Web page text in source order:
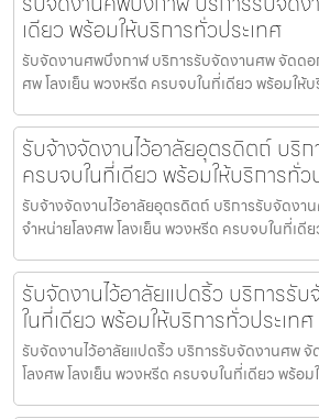
เดียว พร้อมให้บริการทั่วประเทศ
รับจัดงานศพบึงกาฬ บริการรับจัดงานศพ จัดดอ
ศพ โลงเย็น พวงหรีด ครบจบในที่เดียว พร้อมให้
รับจ้างจัดงานไว้อาลัยอุตรดิตถ์ บริ
ครบจบในที่เดียว พร้อมให้บริการทั่ว
รับจ้างจัดงานไว้อาลัยอุตรดิตถ์ บริการรับจัดง
จำหน่ายโลงศพ โลงเย็น พวงหรีด ครบจบในที่เดี
รับจัดงานไว้อาลัยแปดริ้ว บริการรั
ในที่เดียว พร้อมให้บริการทั่วประเทศ
รับจัดงานไว้อาลัยแปดริ้ว บริการรับจัดงานศพ
โลงศพ โลงเย็น พวงหรีด ครบจบในที่เดียว พร้อม